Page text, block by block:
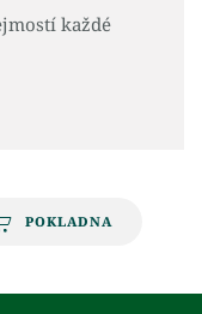
každé
POKLADNA